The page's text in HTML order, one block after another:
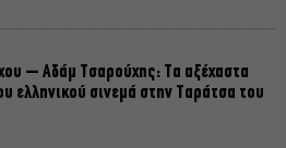
– Αδάμ Τσαρούχης: Τα αξέχαστα
ελληνικού σινεμά στην Ταράτσα του